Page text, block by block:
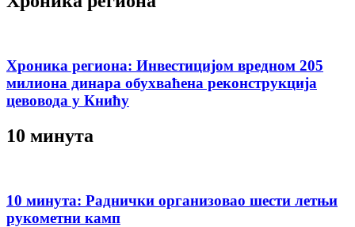
Хроника региона: Инвестицијом вредном 205
милиона динара обухваћена реконструкција
цевовода у Книћу
10 минута
10 минута: Раднички организовао шести летњи
рукометни камп